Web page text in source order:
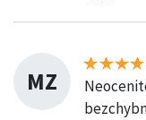
MZ